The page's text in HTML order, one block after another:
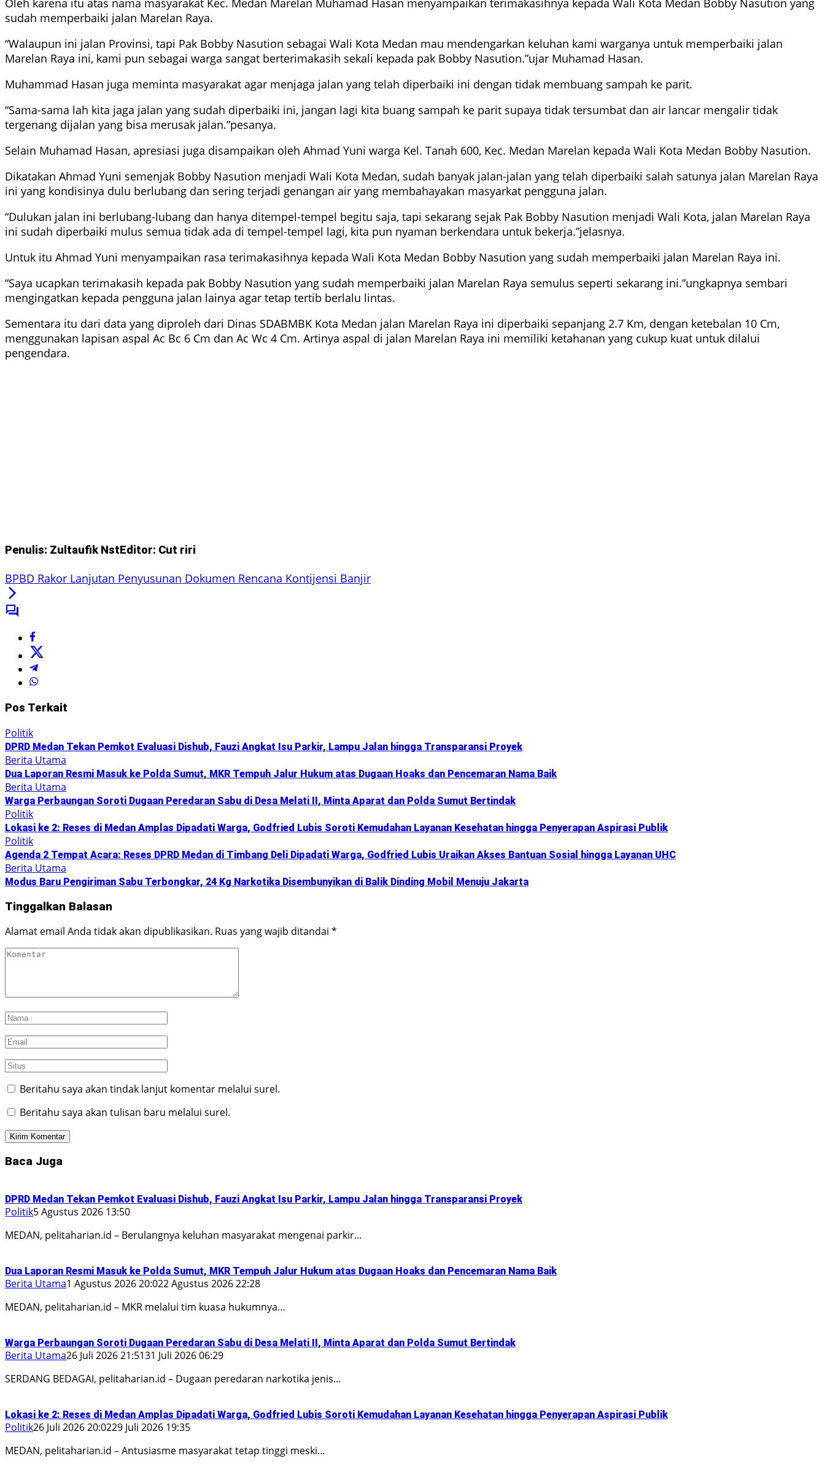
Oleh karena itu atas nama masyarakat Kec. Medan Marelan Muhamad Hasan menyampaikan terimakasihnya kepada Wali Kota Medan Bobby Nasution yang
sudah memperbaiki jalan Marelan Raya.
“Walaupun ini jalan Provinsi, tapi Pak Bobby Nasution sebagai Wali Kota Medan mau mendengarkan keluhan kami warganya untuk memperbaiki jalan
Marelan Raya ini, kami pun sebagai warga sangat berterimakasih sekali kepada pak Bobby Nasution.”ujar Muhamad Hasan.
Muhammad Hasan juga meminta masyarakat agar menjaga jalan yang telah diperbaiki ini dengan tidak membuang sampah ke parit.
“Sama-sama lah kita jaga jalan yang sudah diperbaiki ini, jangan lagi kita buang sampah ke parit supaya tidak tersumbat dan air lancar mengalir tidak
tergenang dijalan yang bisa merusak jalan.”pesanya.
Selain Muhamad Hasan, apresiasi juga disampaikan oleh Ahmad Yuni warga Kel. Tanah 600, Kec. Medan Marelan kepada Wali Kota Medan Bobby Nasution.
Dikatakan Ahmad Yuni semenjak Bobby Nasution menjadi Wali Kota Medan, sudah banyak jalan-jalan yang telah diperbaiki salah satunya jalan Marelan Raya
ini yang kondisinya dulu berlubang dan sering terjadi genangan air yang membahayakan masyarkat pengguna jalan.
“Dulukan jalan ini berlubang-lubang dan hanya ditempel-tempel begitu saja, tapi sekarang sejak Pak Bobby Nasution menjadi Wali Kota, jalan Marelan Raya
ini sudah diperbaiki mulus semua tidak ada di tempel-tempel lagi, kita pun nyaman berkendara untuk bekerja.”jelasnya.
Untuk itu Ahmad Yuni menyampaikan rasa terimakasihnya kepada Wali Kota Medan Bobby Nasution yang sudah memperbaiki jalan Marelan Raya ini.
“Saya ucapkan terimakasih kepada pak Bobby Nasution yang sudah memperbaiki jalan Marelan Raya semulus seperti sekarang ini.”ungkapnya sembari
mengingatkan kepada pengguna jalan lainya agar tetap tertib berlalu lintas.
Sementara itu dari data yang diproleh dari Dinas SDABMBK Kota Medan jalan Marelan Raya ini diperbaiki sepanjang 2.7 Km, dengan ketebalan 10 Cm,
menggunakan lapisan aspal Ac Bc 6 Cm dan Ac Wc 4 Cm. Artinya aspal di jalan Marelan Raya ini memiliki ketahanan yang cukup kuat untuk dilalui
pengendara.
Penulis: Zultaufik NstEditor: Cut riri
BPBD Rakor Lanjutan Penyusunan Dokumen Rencana Kontijensi Banjir
Pos Terkait
Politik
DPRD Medan Tekan Pemkot Evaluasi Dishub, Fauzi Angkat Isu Parkir, Lampu Jalan hingga Transparansi Proyek
Berita Utama
Dua Laporan Resmi Masuk ke Polda Sumut, MKR Tempuh Jalur Hukum atas Dugaan Hoaks dan Pencemaran Nama Baik
Berita Utama
Warga Perbaungan Soroti Dugaan Peredaran Sabu di Desa Melati II, Minta Aparat dan Polda Sumut Bertindak
Politik
Lokasi ke 2: Reses di Medan Amplas Dipadati Warga, Godfried Lubis Soroti Kemudahan Layanan Kesehatan hingga Penyerapan Aspirasi Publik
Politik
Agenda 2 Tempat Acara: Reses DPRD Medan di Timbang Deli Dipadati Warga, Godfried Lubis Uraikan Akses Bantuan Sosial hingga Layanan UHC
Berita Utama
Modus Baru Pengiriman Sabu Terbongkar, 24 Kg Narkotika Disembunyikan di Balik Dinding Mobil Menuju Jakarta
Tinggalkan Balasan
Alamat email Anda tidak akan dipublikasikan. Ruas yang wajib ditandai *
Beritahu saya akan tindak lanjut komentar melalui surel.
Beritahu saya akan tulisan baru melalui surel.
Baca Juga
DPRD Medan Tekan Pemkot Evaluasi Dishub, Fauzi Angkat Isu Parkir, Lampu Jalan hingga Transparansi Proyek
Politik5 Agustus 2026 13:50
MEDAN, pelitaharian.id – Berulangnya keluhan masyarakat mengenai parkir…
Dua Laporan Resmi Masuk ke Polda Sumut, MKR Tempuh Jalur Hukum atas Dugaan Hoaks dan Pencemaran Nama Baik
Berita Utama1 Agustus 2026 20:022 Agustus 2026 22:28
MEDAN, pelitaharian.id – MKR melalui tim kuasa hukumnya…
Warga Perbaungan Soroti Dugaan Peredaran Sabu di Desa Melati II, Minta Aparat dan Polda Sumut Bertindak
Berita Utama26 Juli 2026 21:5131 Juli 2026 06:29
SERDANG BEDAGAI, pelitaharian.id – Dugaan peredaran narkotika jenis…
Lokasi ke 2: Reses di Medan Amplas Dipadati Warga, Godfried Lubis Soroti Kemudahan Layanan Kesehatan hingga Penyerapan Aspirasi Publik
Politik26 Juli 2026 20:0229 Juli 2026 19:35
MEDAN, pelitaharian.id – Antusiasme masyarakat tetap tinggi meski…